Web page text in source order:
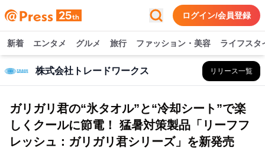
ログイン/会員登録
新着 エンタメ グルメ 旅行 ファッション・美容 ライフスタ
株式会社トレードワークス リリース一覧
ガリガリ君の“氷タオル”と“冷却シート”で楽
しくクールに節電！ 猛暑対策製品「リーフフ
レッシュ：ガリガリ君シリーズ」を新発売